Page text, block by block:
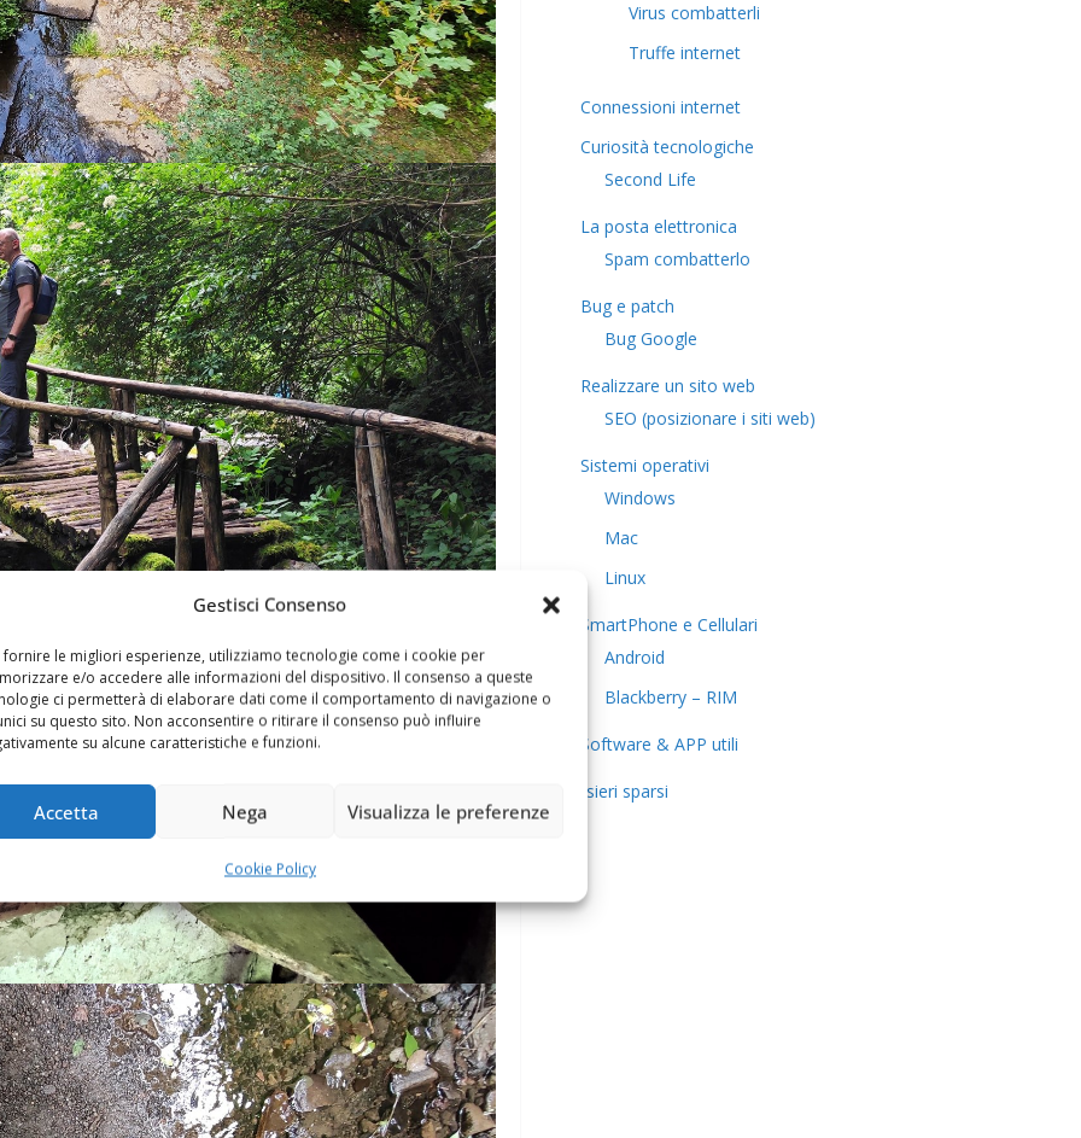
Gestisci Consenso
fornire le migliori esperienze, utilizziamo tecnologie come i cookie per
e/o accedere alle informazioni del dispositivo. Il consenso a queste
ci permetterà di elaborare dati come il comportamento di navigazione o
su questo sito. Non acconsentire o ritirare il consenso può influire
su alcune caratteristiche e funzioni.
Accetta Nega Visualizza le preferenze
Cookie Policy
Virus combatterli
Truffe internet
Connessioni internet
Curiosità tecnologiche
​Second Life
La posta elettronica
Spam combatterlo
Bug e patch
Bug Google
Realizzare un sito web
SEO (posizionare i siti web)
Sistemi operativi
Windows
Mac
Linux
SmartPhone e Cellulari
Android
Blackberry – RIM
Software & APP utili
Pensieri sparsi